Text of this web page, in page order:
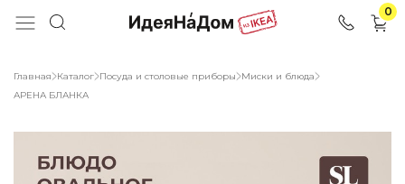
0
Главная Каталог Посуда и столовые приборы
Миски и блюда
АРЕНА БЛАНКА